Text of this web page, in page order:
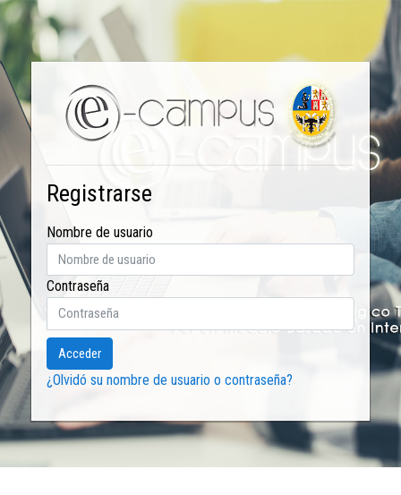
Salta al contenido principal
Registrarse
Nombre de usuario
Contraseña
Acceder
¿Olvidó su nombre de usuario o contraseña?